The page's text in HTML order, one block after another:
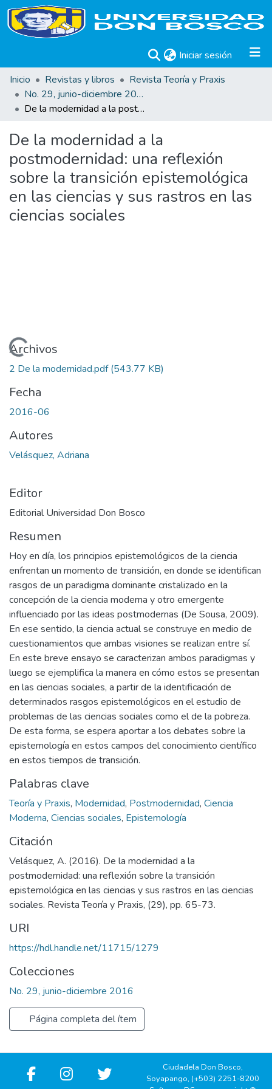
Iniciar sesión (current)
Inicio
Revistas y libros
Revista Teoría y Praxis
No. 29, junio-diciembre 2016
De la modernidad a la postmodernidad: una reflexión sobre la transición epistemológica en las ciencias y sus rastros en las ciencias sociales
De la modernidad a la
postmodernidad: una reflexión
sobre la transición epistemológica
en las ciencias y sus rastros en las
ciencias sociales
Cargando...
Archivos
2 De la modernidad.pdf(543.77 KB)
Fecha
2016-06
Autores
Velásquez, Adriana
Editor
Editorial Universidad Don Bosco
Resumen
Hoy en día, los principios epistemológicos de la ciencia
enfrentan un momento de transición, en donde se identifican
rasgos de un paradigma dominante cristalizado en la
concepción de la ciencia moderna y otro emergente
influenciado por las ideas postmodernas (De Sousa, 2009).
En ese sentido, la ciencia actual se construye en medio de
cuestionamientos que ambas visiones se realizan entre sí.
En este breve ensayo se caracterizan ambos paradigmas y
luego se ejemplifica la manera en cómo estos se presentan
en las ciencias sociales, a partir de la identificación de
determinados rasgos epistemológicos en el estudio de
problemas de las ciencias sociales como el de la pobreza.
De esta forma, se espera aportar a los debates sobre la
epistemología en estos campos del conocimiento científico
en estos tiempos de transición.
Palabras clave
Teoría y Praxis, Modernidad, Postmodernidad, Ciencia
Moderna, Ciencias sociales, Epistemología
Citación
Velásquez, A. (2016). De la modernidad a la
postmodernidad: una reflexión sobre la transición
epistemológica en las ciencias y sus rastros en las ciencias
sociales. Revista Teoría y Praxis, (29), pp. 65-73.
URI
https://hdl.handle.net/11715/1279
Colecciones
No. 29, junio-diciembre 2016
Página completa del ítem
Ciudadela Don Bosco,
Soyapango, (+503) 2251-8200